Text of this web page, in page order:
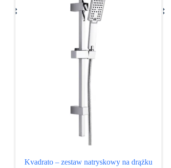
Kvadrato – zestaw natryskowy na drążku